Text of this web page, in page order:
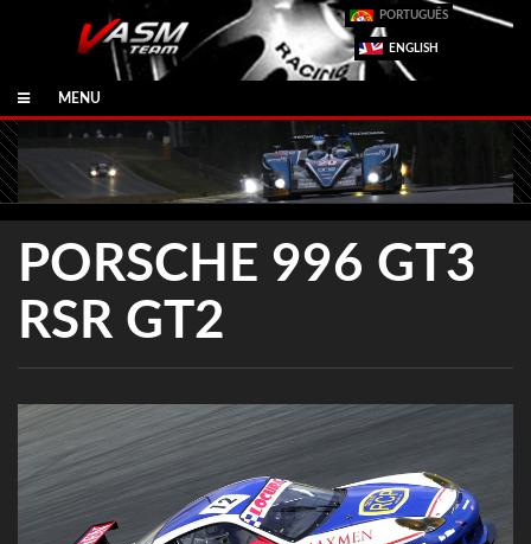
PORTUGUÊS
ENGLISH
MENU
PORSCHE 996 GT3
RSR GT2